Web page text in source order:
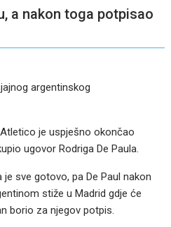
a nakon toga potpisao
argentinskog
je uspješno okončao
ugovor Rodriga De Paula.
sve gotovo, pa De Paul nakon
stiže u Madrid gdje će
borio za njegov potpis.